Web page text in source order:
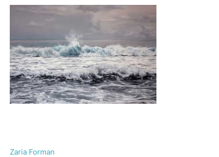
Zaria Forman